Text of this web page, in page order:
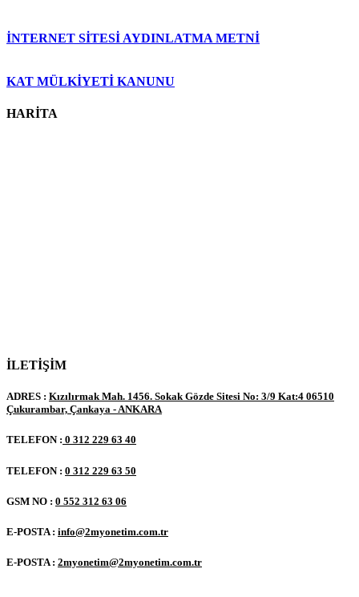
İNTERNET SİTESİ AYDINLATMA METNİ
KAT MÜLKİYETİ KANUNU
HARİTA
İLETİŞİM
ADRES : Kızılırmak Mah. 1456. Sokak Gözde Sitesi No: 3/9 Kat:4 06510
Çukurambar, Çankaya - ANKARA
TELEFON : 0 312 229 63 40
TELEFON : 0 312 229 63 50
GSM NO : 0 552 312 63 06
E-POSTA : info@2myonetim.com.tr
E-POSTA : 2myonetim@2myonetim.com.tr